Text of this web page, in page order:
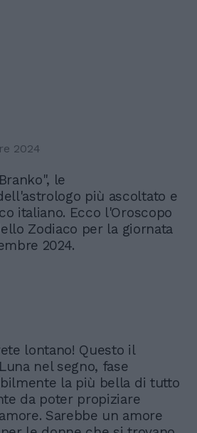
2024
le
più ascoltato e
italiano. Ecco l'Oroscopo
Zodiaco per la giornata
2024.
lontano! Questo il
nel segno, fase
la più bella di tutto
da poter propiziare
Sarebbe un amore